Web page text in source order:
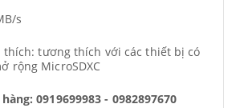
s
thích: tương thích với các thiết bị có
rộng MicroSDXC
0919699983 - 0982897670